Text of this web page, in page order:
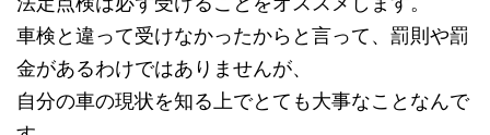
車検と違って受けなかったからと言って、罰則や罰
金があるわけではありませんが、
自分の車の現状を知る上でとても大事なことなんで